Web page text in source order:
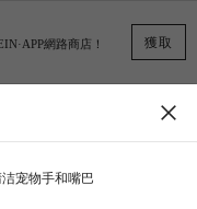
獲取
網路商店！
宠物手和嘴巴